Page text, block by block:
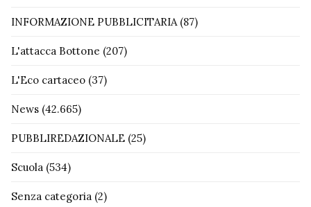
INFORMAZIONE PUBBLICITARIA(87)
L'attacca Bottone (207)
L'Eco cartaceo (37)
News (42.665)
PUBBLIREDAZIONALE (25)
Scuola (534)
Senza categoria (2)